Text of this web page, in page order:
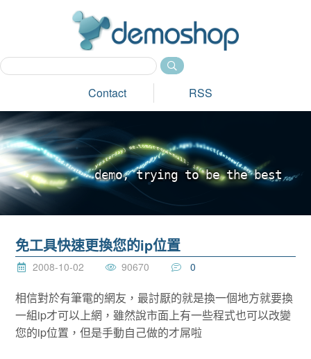
Contact RSS
demo, trying to be the best_
免工具快速更換您的ip位置
2008-10-02 90670 0
相信對於有筆電的網友，最討厭的就是換一個地方就要換
一組ip才可以上網，雖然說市面上有一些程式也可以改變
您的ip位置，但是手動自己做的才屌啦